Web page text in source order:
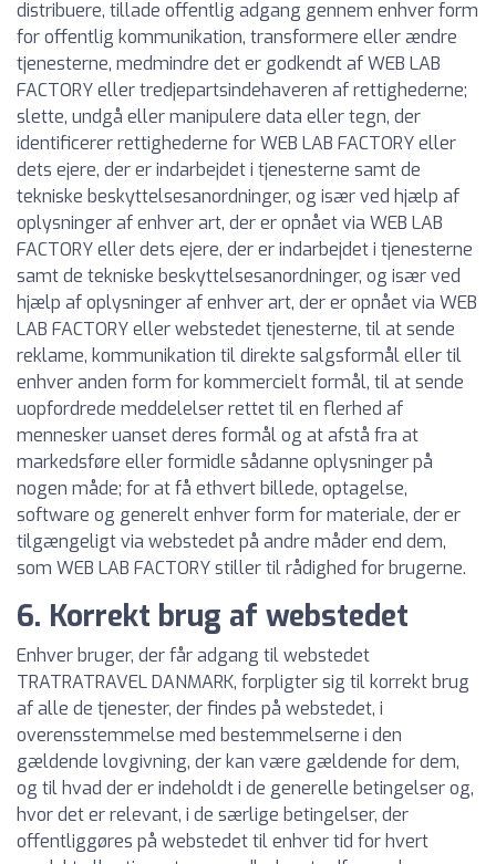
distribuere, tillade offentlig adgang gennem enhver form
for offentlig kommunikation, transformere eller ændre
tjenesterne, medmindre det er godkendt af WEB LAB
FACTORY eller tredjepartsindehaveren af rettighederne;
slette, undgå eller manipulere data eller tegn, der
identificerer rettighederne for WEB LAB FACTORY eller
dets ejere, der er indarbejdet i tjenesterne samt de
tekniske beskyttelsesanordninger, og især ved hjælp af
oplysninger af enhver art, der er opnået via WEB LAB
FACTORY eller dets ejere, der er indarbejdet i tjenesterne
samt de tekniske beskyttelsesanordninger, og især ved
hjælp af oplysninger af enhver art, der er opnået via WEB
LAB FACTORY eller webstedet tjenesterne, til at sende
reklame, kommunikation til direkte salgsformål eller til
enhver anden form for kommercielt formål, til at sende
uopfordrede meddelelser rettet til en flerhed af
mennesker uanset deres formål og at afstå fra at
markedsføre eller formidle sådanne oplysninger på
nogen måde; for at få ethvert billede, optagelse,
software og generelt enhver form for materiale, der er
tilgængeligt via webstedet på andre måder end dem,
som WEB LAB FACTORY stiller til rådighed for brugerne.
6. Korrekt brug af webstedet
Enhver bruger, der får adgang til webstedet
TRATRATRAVEL DANMARK, forpligter sig til korrekt brug
af alle de tjenester, der findes på webstedet, i
overensstemmelse med bestemmelserne i den
gældende lovgivning, der kan være gældende for dem,
og til hvad der er indeholdt i de generelle betingelser og,
hvor det er relevant, i de særlige betingelser, der
offentliggøres på webstedet til enhver tid for hvert